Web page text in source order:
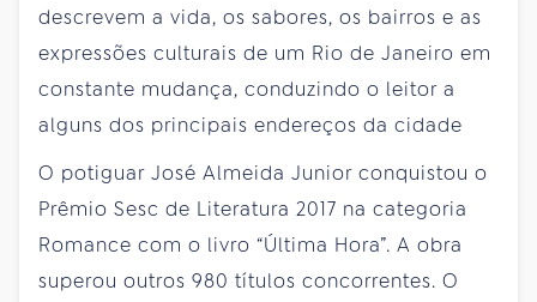
descrevem a vida, os sabores, os bairros e as
expressões culturais de um Rio de Janeiro em
constante mudança, conduzindo o leitor a
alguns dos principais endereços da cidade
O potiguar José Almeida Junior conquistou o
Prêmio Sesc de Literatura 2017 na categoria
Romance com o livro “Última Hora”. A obra
superou outros 980 títulos concorrentes. O